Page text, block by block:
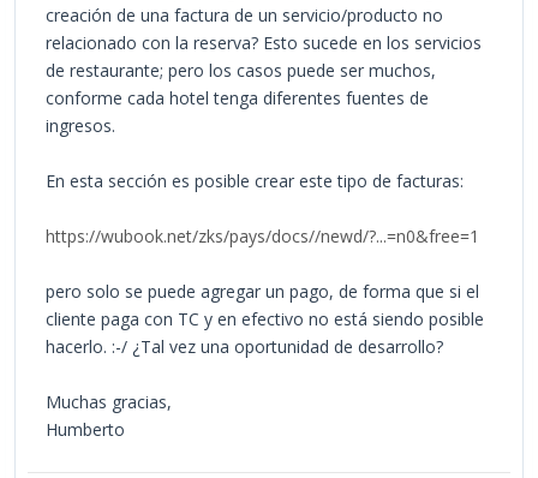
creación de una factura de un servicio/producto no
relacionado con la reserva? Esto sucede en los servicios
de restaurante; pero los casos puede ser muchos,
conforme cada hotel tenga diferentes fuentes de
ingresos.
En esta sección es posible crear este tipo de facturas:
https://wubook.net/zks/pays/docs//newd/?...=n0&free=1
pero solo se puede agregar un pago, de forma que si el
cliente paga con TC y en efectivo no está siendo posible
hacerlo. :-/ ¿Tal vez una oportunidad de desarrollo?
Muchas gracias,
Humberto